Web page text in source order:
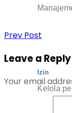
Izin
Kelola
Prev Post
Leave a Reply
Your email